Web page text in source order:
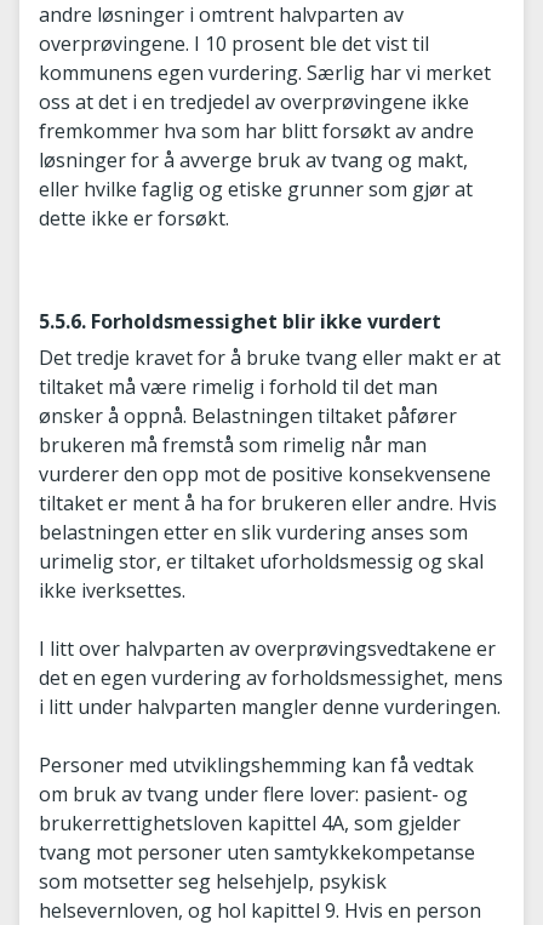
andre løsninger i omtrent halvparten av
overprøvingene. I 10 prosent ble det vist til
kommunens egen vurdering. Særlig har vi merket
oss at det i en tredjedel av overprøvingene ikke
fremkommer hva som har blitt forsøkt av andre
løsninger for å avverge bruk av tvang og makt,
eller hvilke faglig og etiske grunner som gjør at
dette ikke er forsøkt.
5.5.6. Forholdsmessighet blir ikke vurdert
Det tredje kravet for å bruke tvang eller makt er at
tiltaket må være rimelig i forhold til det man
ønsker å oppnå. Belastningen tiltaket påfører
brukeren må fremstå som rimelig når man
vurderer den opp mot de positive konsekvensene
tiltaket er ment å ha for brukeren eller andre. Hvis
belastningen etter en slik vurdering anses som
urimelig stor, er tiltaket uforholdsmessig og skal
ikke iverksettes.
I litt over halvparten av overprøvingsvedtakene er
det en egen vurdering av forholdsmessighet, mens
i litt under halvparten mangler denne vurderingen.
Personer med utviklingshemming kan få vedtak
om bruk av tvang under flere lover: pasient- og
brukerrettighetsloven kapittel 4A, som gjelder
tvang mot personer uten samtykkekompetanse
som motsetter seg helsehjelp, psykisk
helsevernloven, og hol kapittel 9. Hvis en person